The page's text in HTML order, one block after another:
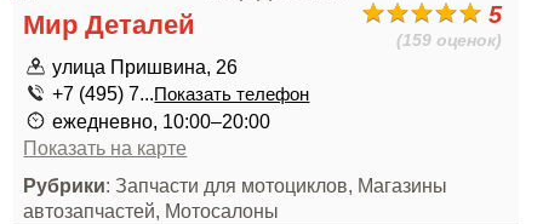
5
(159 оценок)
Мир Деталей
улица Пришвина, 26
+7 (495) 7...Показать телефон
ежедневно, 10:00–20:00
Показать на карте
Рубрики: Запчасти для мотоциклов, Магазины
автозапчастей, Мотосалоны